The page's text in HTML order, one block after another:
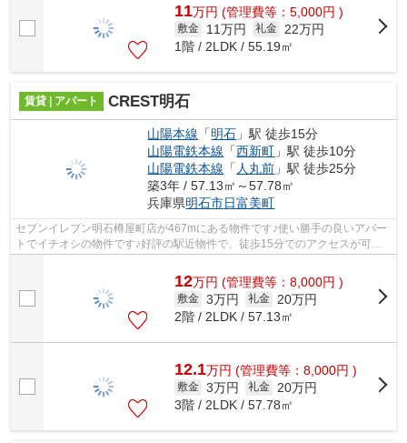
11万円 (管理費等：5,000円 )
敷金 11万円 礼金
22万円
1階 / 2LDK / 55.19㎡
賃貸 | アパート CREST明石
山陽本線 「明石 」駅 徒歩15分
山陽電鉄本線 「西新町 」駅 徒歩10分
山陽電鉄本線 「 人丸前 」駅 徒歩25分
築3年 / 57.13㎡～57.78㎡
兵庫県明石市日富美町
セブンイレブン明石樽屋町店が467mにある物件です♪使い勝手の良いアパー
トでイチオシの物件です♪好評の駅近物件で、徒歩15分でのアクセスが可能
12万円 (管理費等：8,000円 )
敷金 3万円 礼金
20万円
2階 / 2LDK / 57.13㎡
12.1万円 (管理費等：8,000円 )
敷金 3万円 礼金
20万円
3階 / 2LDK / 57.78㎡